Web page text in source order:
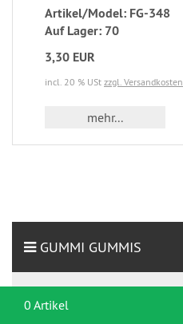
Artikel/Model: FG-348
Auf Lager: 70
3,30 EUR
incl. 20 % USt zzgl. Versandkosten
mehr...
GUMMI GUMMIS
0 Artikel